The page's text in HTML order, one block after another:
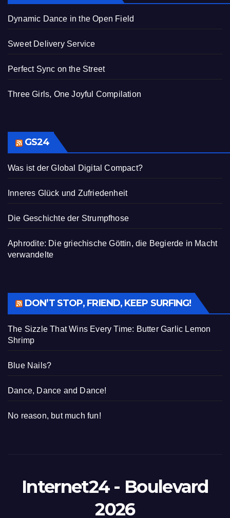
Dynamic Dance in the Open Field
Sweet Delivery Service
Perfect Sync on the Street
Three Girls, One Joyful Compilation
GS24
Was ist der Global Digital Compact?
Inneres Glück und Zufriedenheit
Die Geschichte der Strumpfhose
Aphrodite: Die griechische Göttin, die Begierde in Macht
verwandelte
DON’T STOP, FRIEND, KEEP SURFING!
The Sizzle That Wins Every Time: Butter Garlic Lemon
Shrimp
Blue Nails?
Dance, Dance and Dance!
No reason, but much fun!
Internet24 - Boulevard
2026